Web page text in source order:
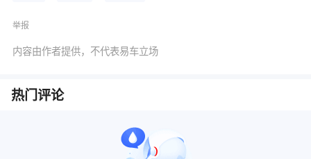
举报
内容由作者提供，不代表易车立场
热门评论